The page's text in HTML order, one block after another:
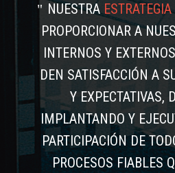
NUESTRA
PROPORCIONAR A
INTERNOS Y
DEN SATISFACCIÓN A
Y EXPECTATIVAS,
IMPLANTANDO Y
PARTICIPACIÓN DE
PROCESOS FIABLES